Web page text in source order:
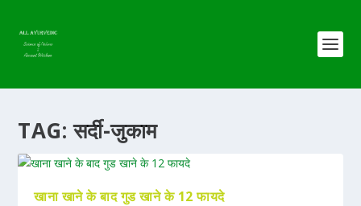
TAG:सर्दी-जुकाम
खाना खाने के बाद गुड खाने के 12 फायदे